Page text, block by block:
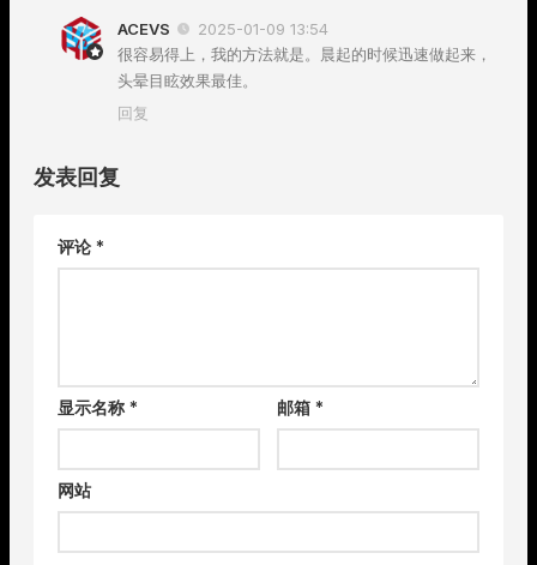
ACEVS
2025-01-09 13:54
很容易得上，我的方法就是。晨起的时候迅速做起来，
头晕目眩效果最佳。
回复
发表回复
评论 *
显示名称 * 邮箱*
网站